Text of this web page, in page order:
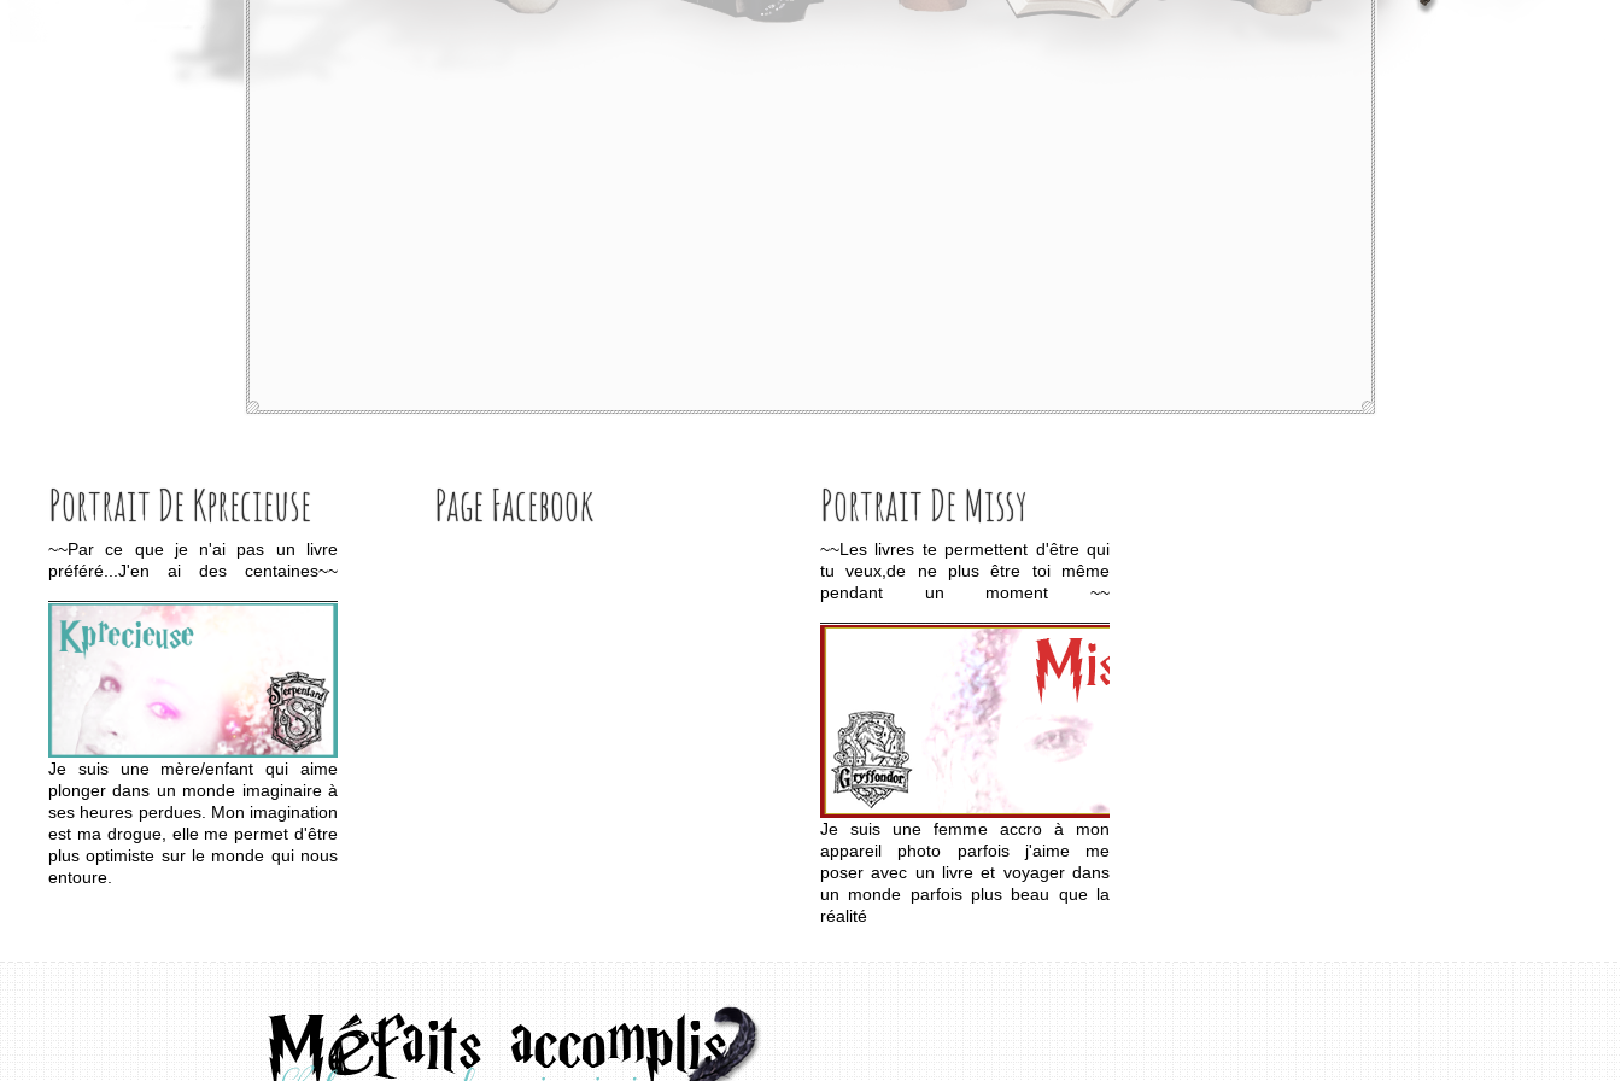
Portrait De Kprecieuse
~~Par ce que je n'ai pas un livre
préféré...J'en ai des centaines~~
Je suis une mère/enfant qui aime
plonger dans un monde imaginaire à
ses heures perdues. Mon imagination
est ma drogue, elle me permet d'être
plus optimiste sur le monde qui nous
entoure.
Page Facebook Portrait De Missy
~~Les livres te permettent d'être qui
tu veux,de ne plus être toi même
pendant un moment ~~
Je suis une femme accro à mon
appareil photo parfois j'aime me
poser avec un livre et voyager dans
un monde parfois plus beau que la
réalité